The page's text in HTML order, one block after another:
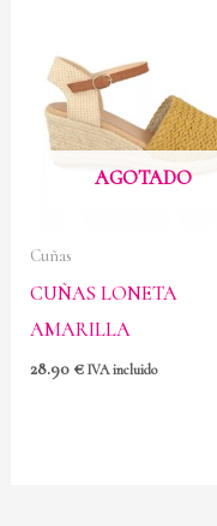
AGOTADO
Cuñas
CUÑAS LONETA
AMARILLA
28.90 € IVA incluido